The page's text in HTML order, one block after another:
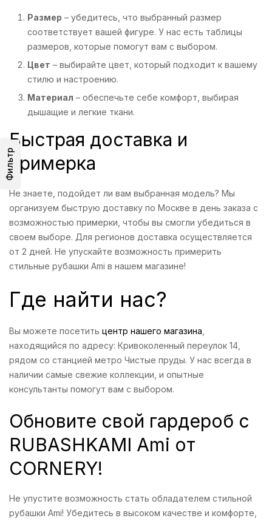
Фильтр
Размер – убедитесь, что выбранный размер
соответствует вашей фигуре. У нас есть таблицы
размеров, которые помогут вам с выбором.
Цвет – выбирайте цвет, который подходит к вашему
стилю и настроению.
Материал – обеспечьте себе комфорт, выбирая
дышащие и легкие ткани.
Быстрая доставка и
примерка
Не знаете, подойдет ли вам выбранная модель? Мы
организуем быструю доставку по Москве в день заказа с
возможностью примерки, чтобы вы смогли убедиться в
своем выборе. Для регионов доставка осуществляется
от 2 дней. Не упускайте возможность примерить
стильные рубашки Ami в нашем магазине!
Где найти нас?
Вы можете посетить центр нашего магазина
находящийся по адресу: Кривоколенный переулок 14,
рядом со станцией метро Чистые пруды. У нас всегда в
наличии самые свежие коллекции, и опытные
консультанты помогут вам с выбором.
Обновите свой гардероб с
RUBASHKAMI Ami от
CORNERY!
Не упустите возможность стать обладателем стильной
рубашки Ami! Убедитесь в высоком качестве и комфорте,